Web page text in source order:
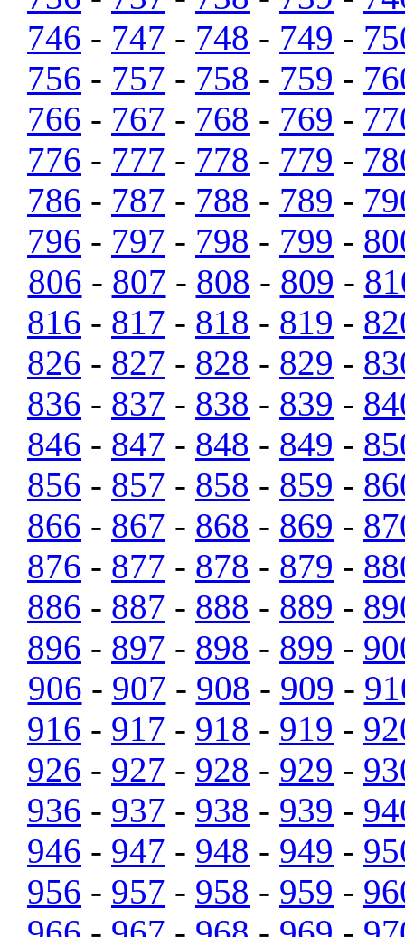
746 - 747 - 748 - 749 -
756 - 757 - 758 - 759 -
766 - 767 - 768 - 769 -
776 - 777 - 778 - 779 -
786 - 787 - 788 - 789 -
796 - 797 - 798 - 799 -
806 - 807 - 808 - 809 -
816 - 817 - 818 - 819 -
826 - 827 - 828 - 829 -
836 - 837 - 838 - 839 -
846 - 847 - 848 - 849 -
856 - 857 - 858 - 859 -
866 - 867 - 868 - 869 -
876 - 877 - 878 - 879 -
886 - 887 - 888 - 889 -
896 - 897 - 898 - 899 -
906 - 907 - 908 - 909 -
916 - 917 - 918 - 919 -
926 - 927 - 928 - 929 -
936 - 937 - 938 - 939 -
946 - 947 - 948 - 949 -
956 - 957 - 958 - 959 -